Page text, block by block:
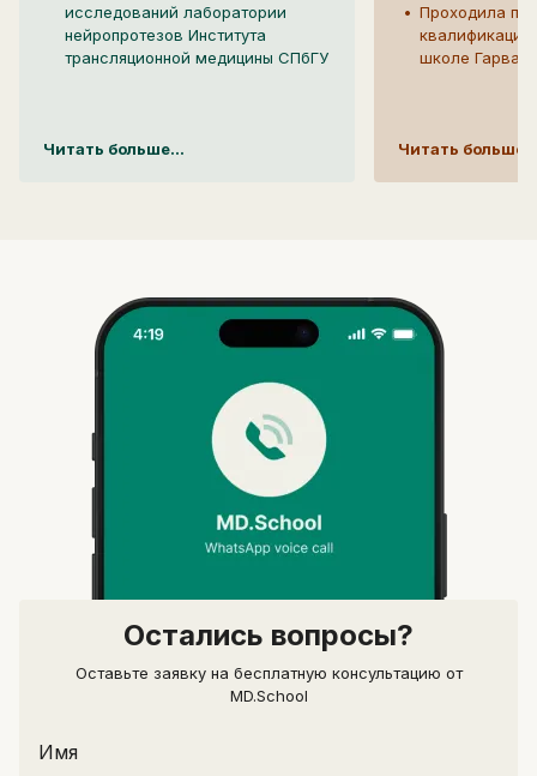
исследований лаборатории
нейропротезов Института
трансляционной медицины СПбГУ
Успешно окончил курсы по
Читать больше...
Проходила
школе
образование
Читать
Остались вопросы?
Оставьте заявку на бесплатную консультацию от
MD.School
Имя